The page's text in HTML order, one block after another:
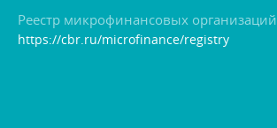
Реестр микрофинансовых организаций
https://cbr.ru/microfinance/registry